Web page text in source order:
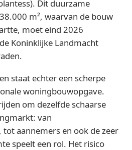
Dit duurzame
m², waarvan de bouw
moet eind 2026
Koninklijke Landmacht
staat echter een scherpe
woningbouwopgave.
om dezelfde schaarse
van
aannemers en ook de zeer
speelt een rol. Het risico